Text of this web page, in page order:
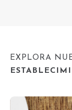
EXPLORA